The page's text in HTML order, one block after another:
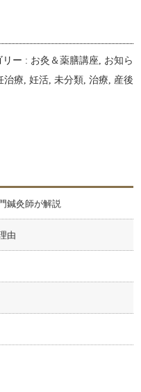
ー : お灸＆薬膳講座, お知ら
治療, 妊活, 未分類, 治療, 産後
鍼灸師が解説
由